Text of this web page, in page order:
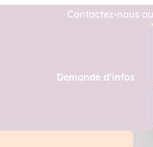
Contactez-nous au
Demande d’infos